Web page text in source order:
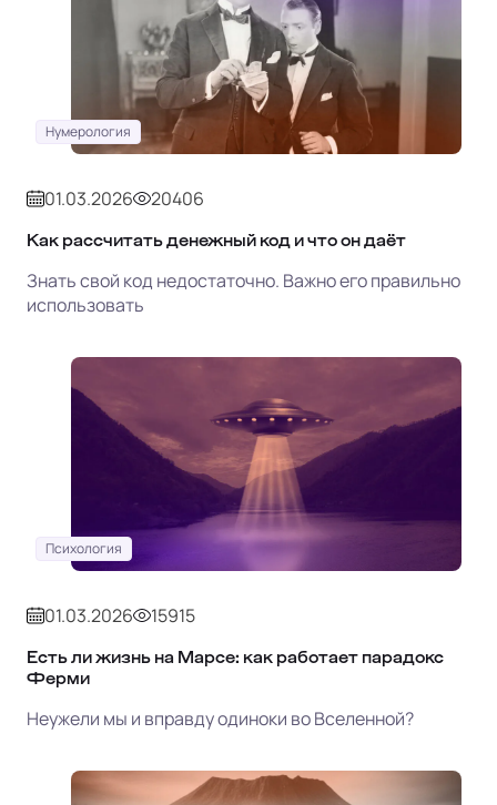
Нумерология
01.03.2026 20406
Как рассчитать денежный код и что он даёт
Знать свой код недостаточно. Важно его правильно
использовать
Психология
01.03.2026 15915
Есть ли жизнь на Марсе: как работает парадокс
Ферми
Неужели мы и вправду одиноки во Вселенной?